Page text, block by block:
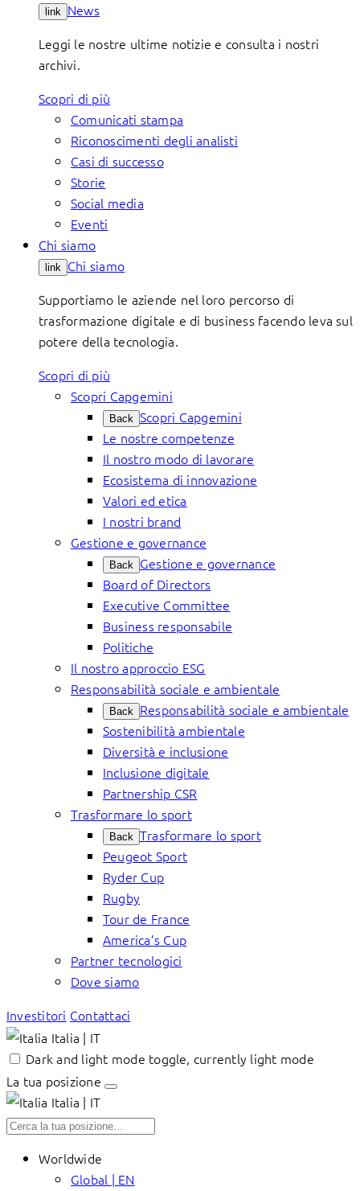
link News
Leggi le nostre ultime notizie e consulta i nostri
archivi.
Scopri di più
Comunicati stampa
Riconoscimenti degli analisti
Casi di successo
Storie
Social media
Eventi
Chi siamo
link Chi siamo
Supportiamo le aziende nel loro percorso di
trasformazione digitale e di business facendo leva sul
potere della tecnologia.
Scopri di più
Scopri Capgemini
Back Scopri Capgemini
Le nostre competenze
Il nostro modo di lavorare
Ecosistema di innovazione
Valori ed etica
I nostri brand
Gestione e governance
Back Gestione e governance
Board of Directors
Executive Committee
Business responsabile
Politiche
Il nostro approccio ESG
Responsabilità sociale e ambientale
Back Responsabilità sociale e ambientale
Sostenibilità ambientale
Diversità e inclusione
Inclusione digitale
Partnership CSR
Trasformare lo sport
Back Trasformare lo sport
Peugeot Sport
Ryder Cup
Rugby
Tour de France
America’s Cup
Partner tecnologici
Dove siamo
Investitori Contattaci
Italia | IT
Dark and light mode toggle, currently light mode
La tua posizione
Italia | IT
Worldwide
Global | EN